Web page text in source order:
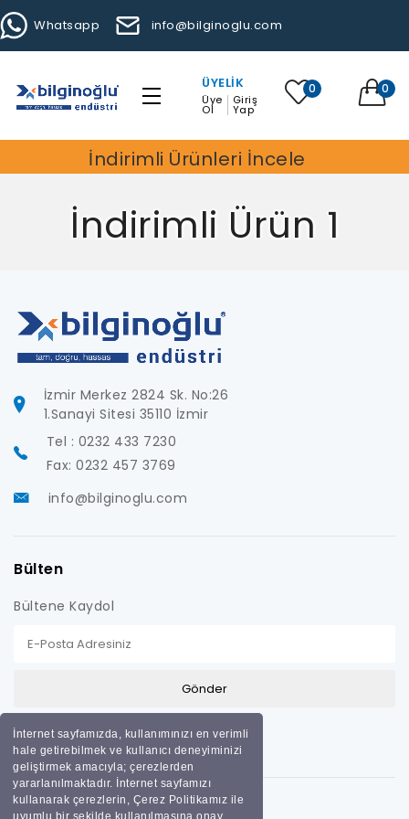
İnternet sayfamızda, kullanımınızı en verimli
hale getirebilmek ve kullanıcı deneyiminizi
geliştirmek amacıyla; çerezlerden
yararlanılmaktadır. İnternet sayfamızı
kullanarak çerezlerin, Çerez Politikamız ile
Whatsapp info@bilginoglu.com
ÜYELIK
Üye
Ol
Giriş
Yap
0 0
İndirimli Ürünleri İncele
İndirimli Ürün 1
İzmir Merkez 2824 Sk. No:26
1.Sanayi Sitesi 35110 İzmir
Tel : 0232 433 7230
Fax: 0232 457 3769
info@bilginoglu.com
Bülten
Bültene Kaydol